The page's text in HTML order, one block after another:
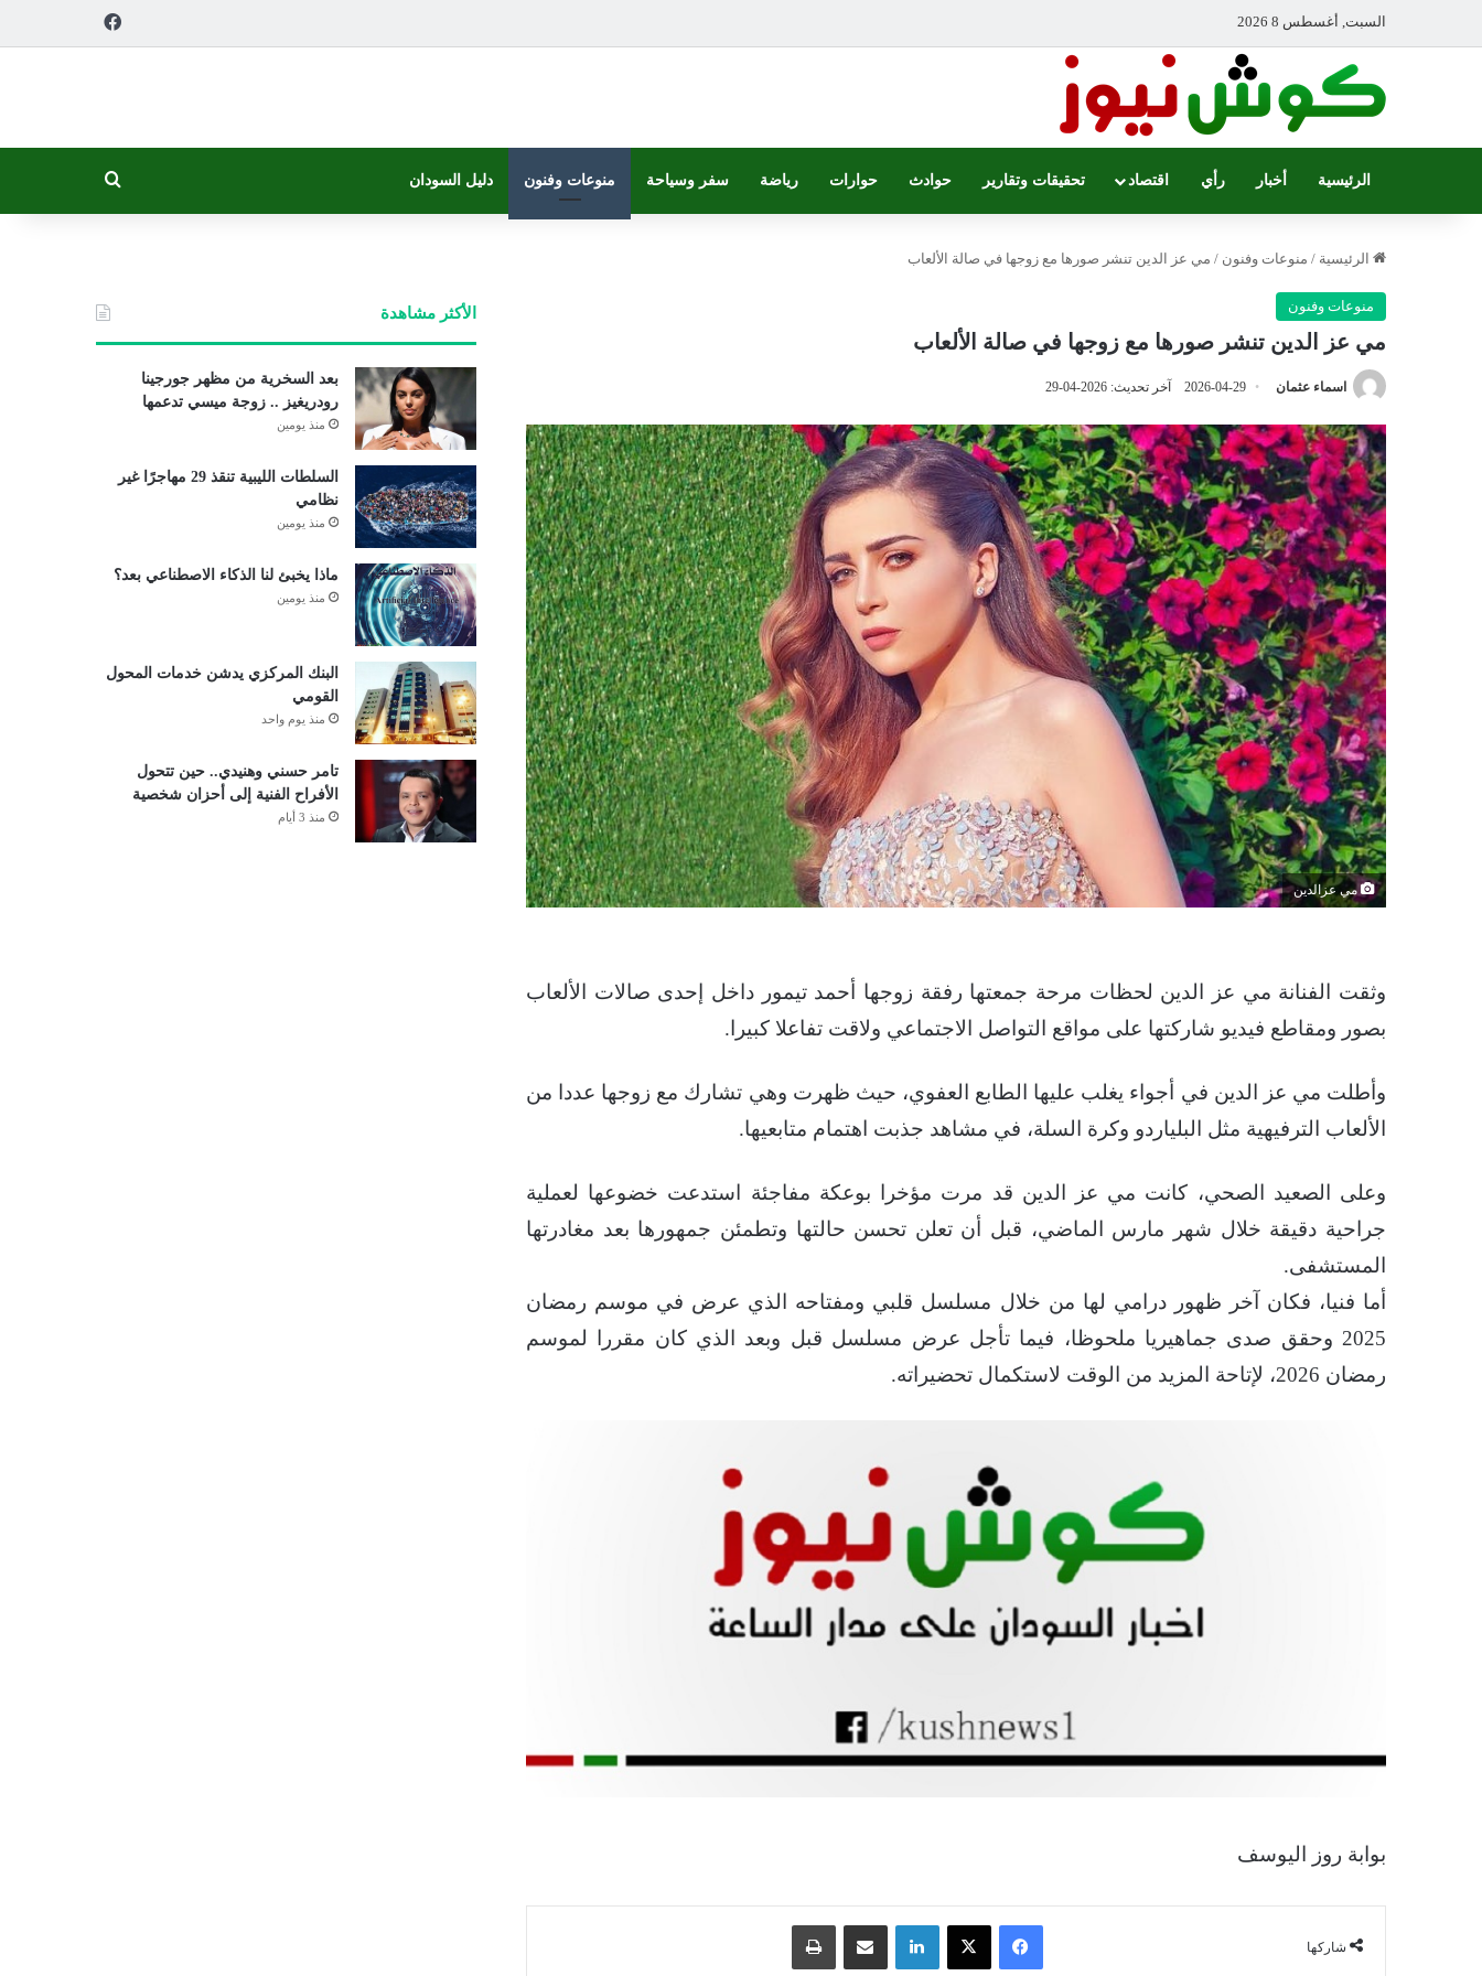
السبت, أغسطس 8 2026
الرئيسية أخبار رأي اقتصاد تحقيقات وتقارير حوادث حوارات رياضة سفر وسياحة منوعات وفنون دليل السودان
الرئيسية / منوعات وفنون / مي عز الدين تنشر صورها مع زوجها في صالة الألعاب
منوعات وفنون
مي عز الدين تنشر صورها مع زوجها في صالة الألعاب
اسماء عثمان 2026-04-29 آخر تحديث: 2026-04-29
مي عزالدين
وثقت الفنانة مي عز الدين لحظات مرحة جمعتها رفقة زوجها أحمد تيمور داخل إحدى صالات الألعاب
بصور ومقاطع فيديو شاركتها على مواقع التواصل الاجتماعي ولاقت تفاعلا كبيرا.
وأطلت مي عز الدين في أجواء يغلب عليها الطابع العفوي، حيث ظهرت وهي تشارك مع زوجها عددا من
الألعاب الترفيهية مثل البلياردو وكرة السلة، في مشاهد جذبت اهتمام متابعيها.
وعلى الصعيد الصحي، كانت مي عز الدين قد مرت مؤخرا بوعكة مفاجئة استدعت خضوعها لعملية
جراحية دقيقة خلال شهر مارس الماضي، قبل أن تعلن تحسن حالتها وتطمئن جمهورها بعد مغادرتها
المستشفى.
أما فنيا، فكان آخر ظهور درامي لها من خلال مسلسل قلبي ومفتاحه الذي عرض في موسم رمضان
2025 وحقق صدى جماهيريا ملحوظا، فيما تأجل عرض مسلسل قبل وبعد الذي كان مقررا لموسم
رمضان 2026، لإتاحة المزيد من الوقت لاستكمال تحضيراته.
بوابة روز اليوسف
شاركها
فيسبوك ‫X لينكدإن مشاركة عبر البريد
الأكثر مشاهدة
بعد السخرية من مظهر جورجينا
رودريغيز .. زوجة ميسي تدعمها
منذ يومين
السلطات الليبية تنقذ 29 مهاجرًا غير
نظامي
منذ يومين
ماذا يخبئ لنا الذكاء الاصطناعي بعد؟
منذ يومين
البنك المركزي يدشن خدمات المحول
القومي
منذ يوم واحد
تامر حسني وهنيدي.. حين تتحول
الأفراح الفنية إلى أحزان شخصية
منذ 3 أيام